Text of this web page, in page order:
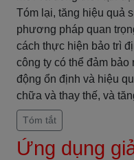
Tóm lại, tăng hiệu quả
phương pháp quan
cách thực hiện bảo trì
công ty có thể đảm bảo
động ổn định và hiệu
chữa và thay thế, và
Tóm tắt
Ứng dụng